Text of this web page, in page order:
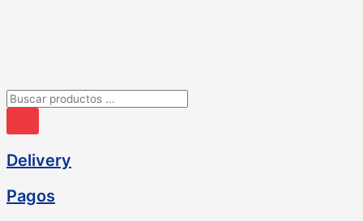
Búsqueda
productos
Delivery
Pagos